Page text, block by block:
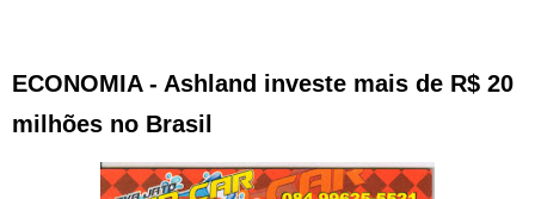
ECONOMIA - Ashland investe mais de R$ 20
milhões no Brasil